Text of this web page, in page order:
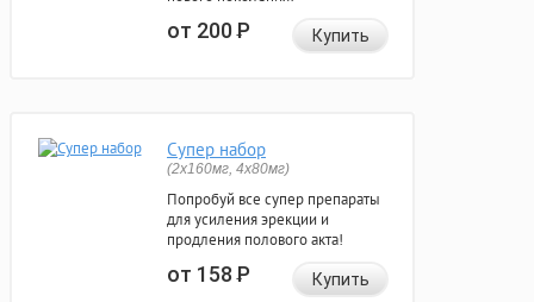
от 200Р Купить
Супер набор
(2х160мг, 4х80мг)
Попробуй все супер препараты
для усиления эрекции и
продления полового акта!
от 158Р Купить